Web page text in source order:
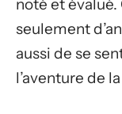
noté et
seulement
aussi de se
l’aventure de